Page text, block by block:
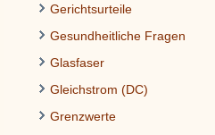
Gerichtsurteile
Gesundheitliche Fragen
Glasfaser
Gleichstrom (DC)
Grenzwerte